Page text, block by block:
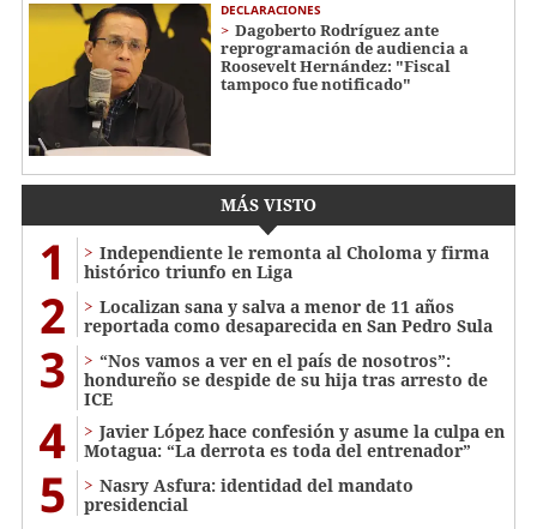
DECLARACIONES
Dagoberto Rodríguez ante
reprogramación de audiencia a
Roosevelt Hernández: "Fiscal
tampoco fue notificado"
MÁS VISTO
1
Independiente le remonta al Choloma y firma
histórico triunfo en Liga
2
Localizan sana y salva a menor de 11 años
reportada como desaparecida en San Pedro Sula
3
“Nos vamos a ver en el país de nosotros”:
hondureño se despide de su hija tras arresto de
ICE
4
Javier López hace confesión y asume la culpa en
Motagua: “La derrota es toda del entrenador”
5
Nasry Asfura: identidad del mandato
presidencial